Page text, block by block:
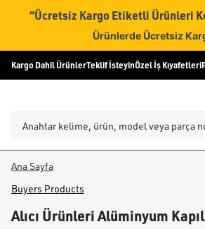
“Ücretsiz Kargo Etiketli Ürünleri
Ürünlerde Ücretsiz
Kargo Dahil ÜrünlerTeklif İsteyinÖzel İş Kıyafetleri
Ana Sayfa
Buyers Products
Alıcı Ürünleri Alüminyum